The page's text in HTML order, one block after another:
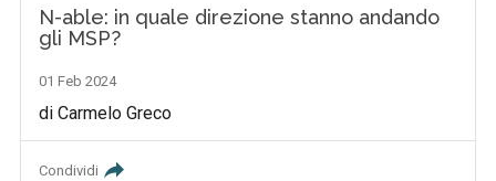
N-able: in quale direzione stanno andando
gli MSP?
01 Feb 2024
di Carmelo Greco
Condividi